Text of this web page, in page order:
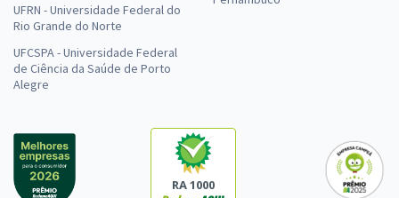
UFRN - Universidade Federal do
Rio Grande do Norte
UFCSPA - Universidade Federal
de Ciência da Saúde de Porto
Alegre
RA 1000